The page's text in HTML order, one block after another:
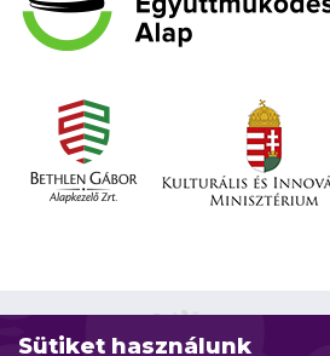
Sütiket használunk